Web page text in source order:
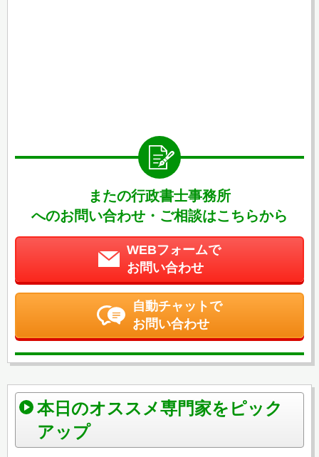
またの行政書士事務所
へのお問い合わせ・ご相談はこちらから
WEBフォームで
お問い合わせ
自動チャットで
お問い合わせ
本日のオススメ専門家をピック
アップ